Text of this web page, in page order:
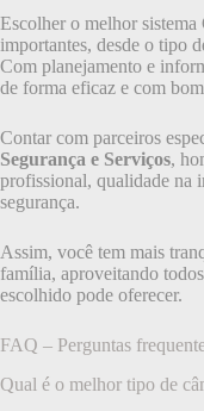
Escolher o melhor sistema
importantes, desde o tipo
Com planejamento e
de forma eficaz e com
Contar com parceiros
Segurança e Serviços,
profissional, qualidade na
segurança.
Assim, você tem mais
família, aproveitando
escolhido pode oferecer.
FAQ – Perguntas
Qual é o melhor tipo de